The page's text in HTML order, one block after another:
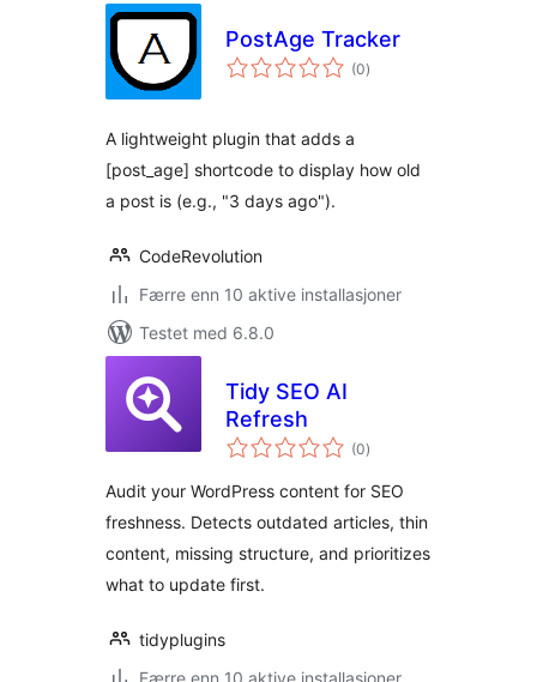
PostAge Tracker
(0totale
vurderinger
)
A lightweight plugin that adds a
[post_age] shortcode to display how old
a post is (e.g., "3 days ago").
CodeRevolution
Færre enn 10 aktive installasjoner
Testet med 6.8.0
Tidy SEO AI
Refresh
(0totale
vurderinger
)
Audit your WordPress content for SEO
freshness. Detects outdated articles, thin
content, missing structure, and prioritizes
what to update first.
tidyplugins
Færre enn 10 aktive installasjoner